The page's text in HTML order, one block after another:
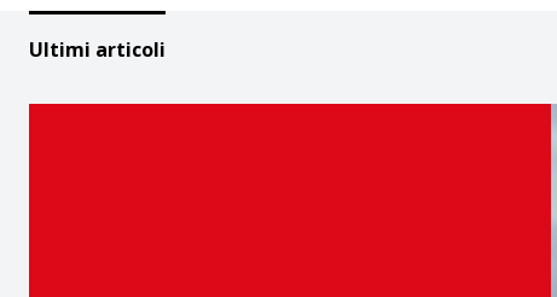
Ultimi articoli